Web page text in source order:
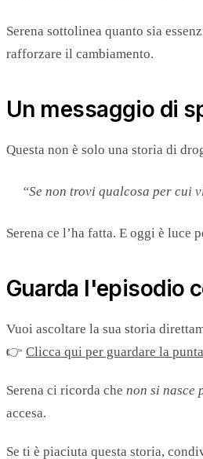
Serena sottolinea quanto sia
rafforzare il cambiamento.
Un messaggio di
Questa non è solo una storia di
“Se non trovi qualcosa per cui
Serena ce l’ha fatta. E oggi è
Guarda l'episodio
Vuoi ascoltare la sua storia
👉 Clicca qui per guardare la
Serena ci ricorda che non si nasce
accesa.
Se ti è piaciuta questa storia,